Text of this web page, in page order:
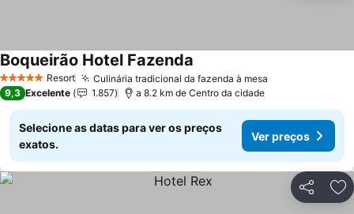
5 Estrelas Resort Culinária tradicional da fazenda à mesa
Boqueirão Hotel Fazenda
9,3 Excelente 1.857 a 8.2 km de Centro da cidade
Selecione as datas para ver os preços
exatos.
Ver preços
Partilhar